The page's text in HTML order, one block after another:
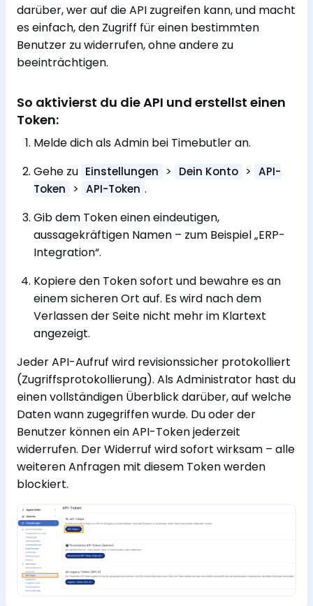
darüber, wer auf die API zugreifen kann, und macht
es einfach, den Zugriff für einen bestimmten
Benutzer zu widerrufen, ohne andere zu
beeinträchtigen.
So aktivierst du die API und erstellst einen
Token:
Melde dich als Admin bei Timebutler an.
Gehe zu Einstellungen > Dein Konto > API-
Token > API-Token .
Gib dem Token einen eindeutigen,
aussagekräftigen Namen – zum Beispiel „ERP-
Integration“.
Kopiere den Token sofort und bewahre es an
einem sicheren Ort auf. Es wird nach dem
Verlassen der Seite nicht mehr im Klartext
angezeigt.
Jeder API-Aufruf wird revisionssicher protokolliert
(Zugriffsprotokollierung). Als Administrator hast du
einen vollständigen Überblick darüber, auf welche
Daten wann zugegriffen wurde. Du oder der
Benutzer können ein API-Token jederzeit
widerrufen. Der Widerruf wird sofort wirksam – alle
weiteren Anfragen mit diesem Token werden
blockiert.